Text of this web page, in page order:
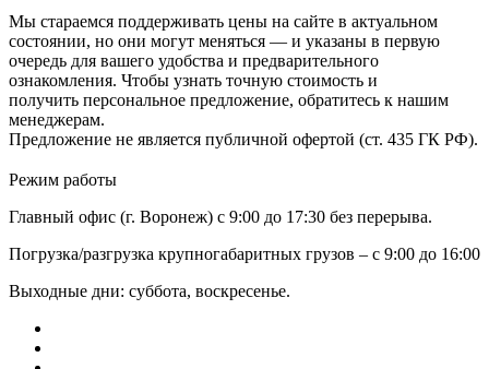
Мы стараемся поддерживать цены на сайте в актуальном
состоянии, но они могут меняться — и указаны в первую
очередь для вашего удобства и предварительного
ознакомления. Чтобы узнать точную стоимость и
получить персональное предложение, обратитесь к нашим
менеджерам.
Предложение не является публичной офертой (ст. 435 ГК РФ).
Режим работы
Главный офис (г. Воронеж) с 9:00 до 17:30 без перерыва.
Погрузка/разгрузка крупногабаритных грузов – с 9:00 до 16:00
Выходные дни: суббота, воскресенье.